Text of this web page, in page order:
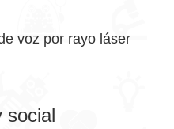
voz por rayo láser
social